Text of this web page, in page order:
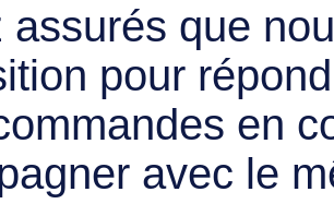
assurés que
pour
en
avec le